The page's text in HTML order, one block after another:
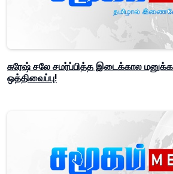
சுரேஷ் சலே சமர்ப்பித்த இடைக்கால
ஒத்திவைப்பு!